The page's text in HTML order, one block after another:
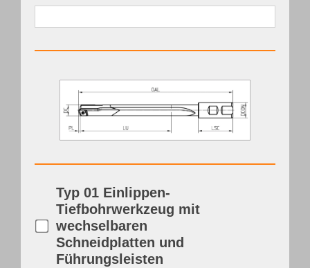
Typ 01 Einlippen-
Tiefbohrwerkzeug mit
wechselbaren
Schneidplatten und
Führungsleisten